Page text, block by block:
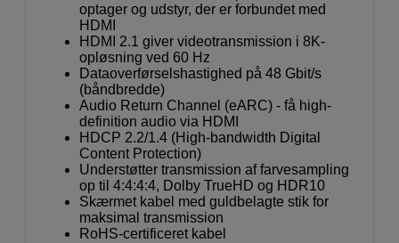
optager og udstyr, der er forbundet med
HDMI
HDMI 2.1 giver videotransmission i 8K-
opløsning ved 60 Hz
Dataoverførselshastighed på 48 Gbit/s
(båndbredde)
Audio Return Channel (eARC) - få high-
definition audio via HDMI
HDCP 2.2/1.4 (High-bandwidth Digital
Content Protection)
Understøtter transmission af farvesampling
op til 4:4:4:4, Dolby TrueHD og HDR10
Skærmet kabel med guldbelagte stik for
maksimal transmission
RoHS-certificeret kabel